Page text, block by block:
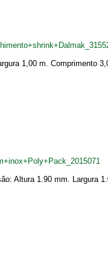
1,00 m. Comprimento
Altura 1.90 mm.